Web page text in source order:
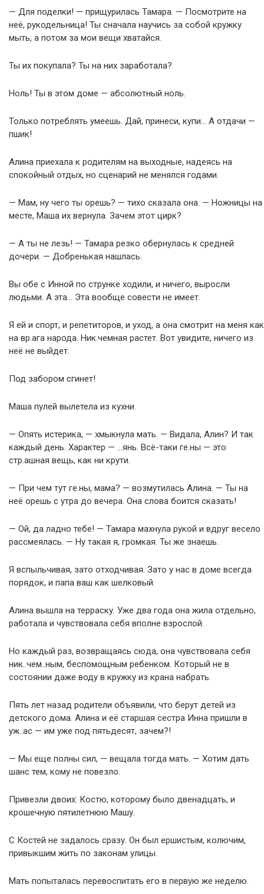
— Для поделки! — прищурилась Тамара. — Посмотрите на
неё, рукодельница! Ты сначала научись за собой кружку
мыть, а потом за мои вещи хватайся.
Ты их покупала? Ты на них заработала?
Ноль! Ты в этом доме — абсолютный ноль.
Только потреблять умеешь. Дай, принеси, купи… А отдачи —
пшик!
Алина приехала к родителям на выходные, надеясь на
спокойный отдых, но сценарий не менялся годами.
— Мам, ну чего ты орешь? — тихо сказала она. — Ножницы на
месте, Маша их вернула. Зачем этот цирк?
— А ты не лезь! — Тамара резко обернулась к средней
дочери. — Добренькая нашлась.
Вы обе с Инной по струнке ходили, и ничего, выросли
людьми. А эта… Эта вообще совести не имеет.
Я ей и спорт, и репетиторов, и уход, а она смотрит на меня как
на вр.ага народа. Ник.чемная растет. Вот увидите, ничего из
неё не выйдет.
Под забором сгинет!
Маша пулей вылетела из кухни.
— Опять истерика, — хмыкнула мать. — Видала, Алин? И так
каждый день. Характер — …янь. Всё-таки ге.ны — это
стр.ашная вещь, как ни крути.
— При чем тут ге.ны, мама? — возмутилась Алина. — Ты на
неё орешь с утра до вечера. Она слова боится сказать!
— Ой, да ладно тебе! — Тамара махнула рукой и вдруг весело
рассмеялась. — Ну такая я, громкая. Ты же знаешь.
Я вспыльчивая, зато отходчивая. Зато у нас в доме всегда
порядок, и папа ваш как шелковый.
Алина вышла на терраску. Уже два года она жила отдельно,
работала и чувствовала себя вполне взрослой.
Но каждый раз, возвращаясь сюда, она чувствовала себя
ник..чем..ным, беспомощным ребенком. Который не в
состоянии даже воду в кружку из крана набрать.
Пять лет назад родители объявили, что берут детей из
детского дома. Алина и её старшая сестра Инна пришли в
уж..ас — им уже под пятьдесят, зачем?!
— Мы еще полны сил, — вещала тогда мать. — Хотим дать
шанс тем, кому не повезло.
Привезли двоих: Костю, которому было двенадцать, и
крошечную пятилетнюю Машу.
С Костей не задалось сразу. Он был ершистым, колючим,
привыкшим жить по законам улицы.
Мать попыталась перевоспитать его в первую же неделю.